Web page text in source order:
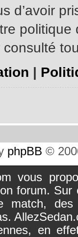
d’avoir
consulté
|
phpBB ©
vous
forum.
des
en